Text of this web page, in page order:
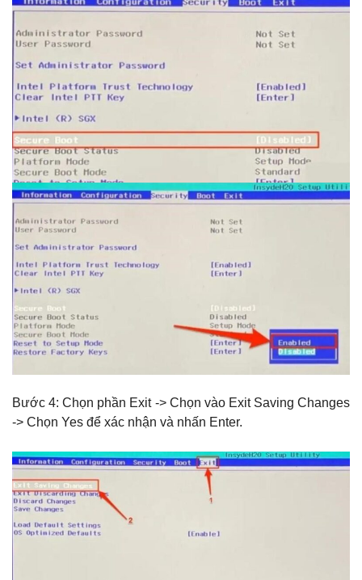
Bước 4: Chọn phần Exit -> Chọn vào Exit Saving Changes
-> Chọn Yes để xác nhận và nhấn Enter.